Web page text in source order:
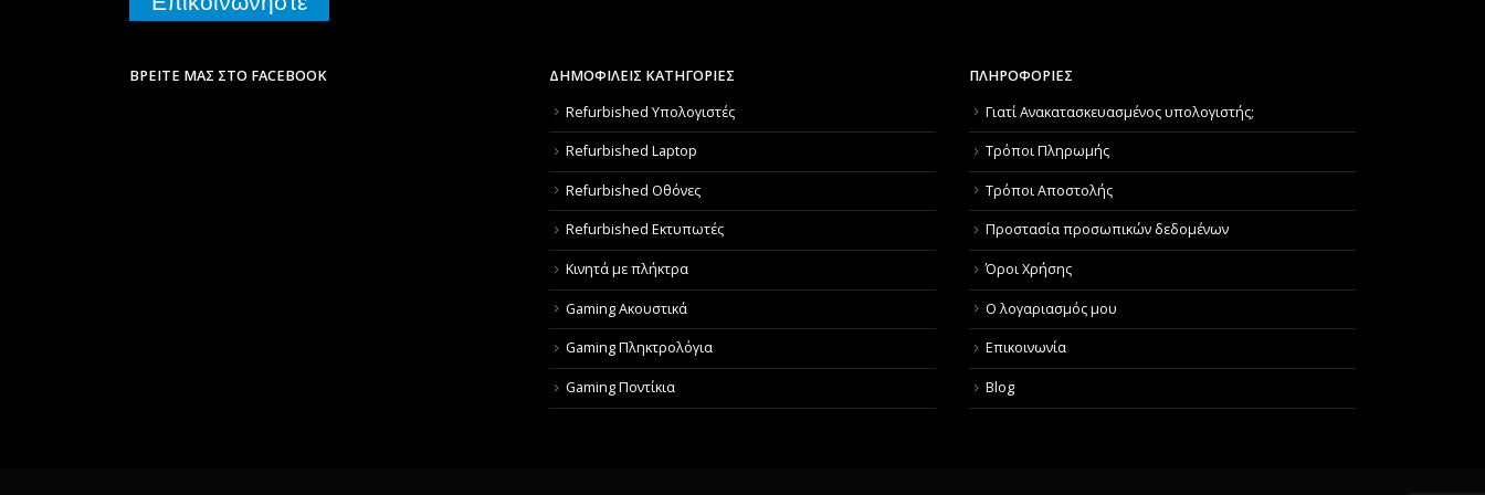
ΒΡΕΊΤΕ ΜΑΣ ΣΤΟ FACEBOOK
ΔΗΜΟΦΙΛΕΙΣ ΚΑΤΗΓΟΡΙΕΣ
Refurbished Υπολογιστές
Refurbished Laptop
Refurbished Οθόνες
Refurbished Εκτυπωτές
Κινητά με πλήκτρα
Gaming Ακουστικά
Gaming Πληκτρολόγια
Gaming Ποντίκια
ΠΛΗΡΟΦΟΡΙΕΣ
Γιατί Aνακατασκευασμένος υπολογιστής;
Τρόποι Πληρωμής
Τρόποι Αποστολής
Προστασία προσωπικών δεδομένων
Όροι Χρήσης
Ο λογαριασμός μου
Επικοινωνία
Blog